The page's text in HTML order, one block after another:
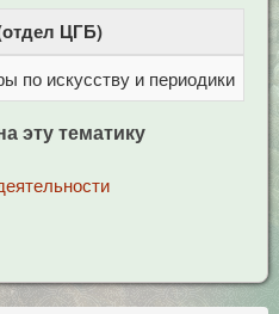
ЦГБ)
по искусству и периодики
эту тематику